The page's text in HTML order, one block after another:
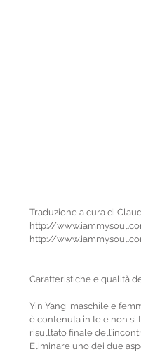
Traduzione a cura di
http://
http://
Caratteristiche e qualità
Yin Yang, maschile e
è contenuta in te e non si
risulltato finale
Eliminare uno dei due